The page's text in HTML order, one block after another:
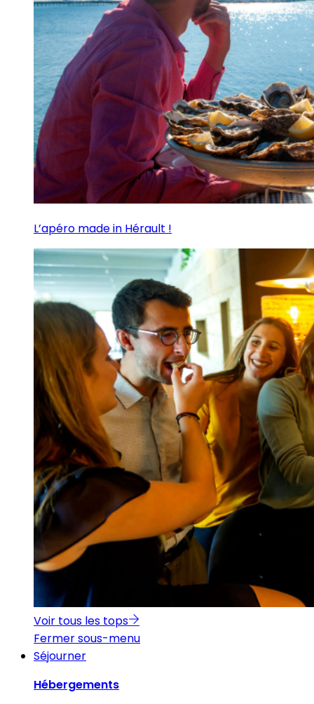
L’apéro made in Hérault !
Voir tous les tops
Fermer sous-menu
Séjourner
Hébergements